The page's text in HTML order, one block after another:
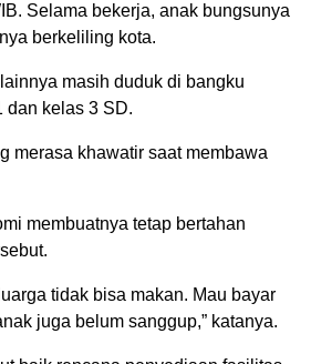
Selama bekerja, anak bungsunya
berkeliling kota.
masih duduk di bangku
dan kelas 3 SD.
merasa khawatir saat membawa
membuatnya tetap bertahan
tidak bisa makan. Mau bayar
juga belum sanggup,” katanya.